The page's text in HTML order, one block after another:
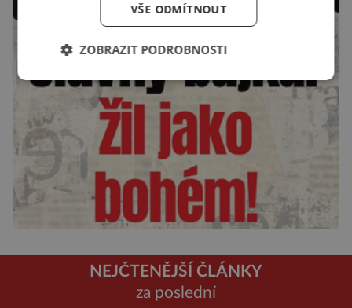
NEJČTENĚJŠÍ ČLÁNKY
za poslední
VŠE ODMÍTNOUT
ZOBRAZIT PODROBNOSTI